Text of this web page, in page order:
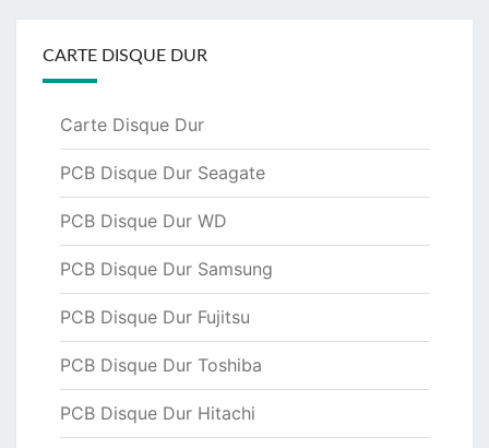
CARTE DISQUE DUR
Carte Disque Dur
PCB Disque Dur Seagate
PCB Disque Dur WD
PCB Disque Dur Samsung
PCB Disque Dur Fujitsu
PCB Disque Dur Toshiba
PCB Disque Dur Hitachi